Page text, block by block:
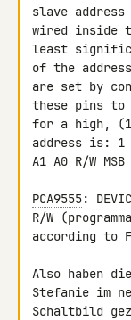
slave
wired inside
least
of the
are set by
these pins
for a high,
address is: 1
A1 A0 R/W
PCA9555:
R/W
according to
Also haben
Stefanie im
Schaltbild